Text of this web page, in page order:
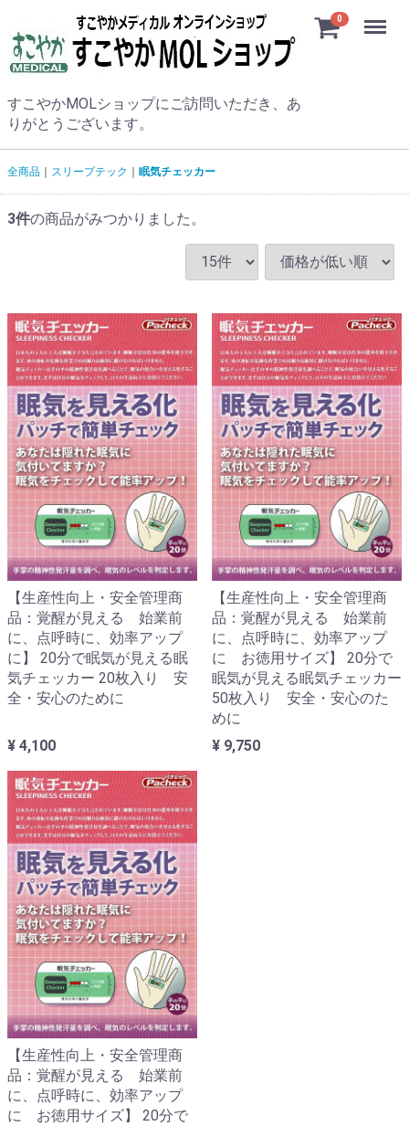
すこやかMOLショップにご訪問いただき、あ
りがとうございます。
0 Menu
全商品 スリープテック 眠気チェッカー
3件の商品がみつかりました。
【生産性向上・安全管理商
品：覚醒が見える 始業前
に、点呼時に、効率アップ
に】 20分で眠気が見える眠
気チェッカー 20枚入り 安
全・安心のために
¥ 4,100
【生産性向上・安全管理商
品：覚醒が見える 始業前
に、点呼時に、効率アップ
に お徳用サイズ】 20分で
眠気が見える眠気チェッカー
50枚入り 安全・安心のた
めに
¥ 9,750
【生産性向上・安全管理商
品：覚醒が見える 始業前
に、点呼時に、効率アップ
に お徳用サイズ】 20分で